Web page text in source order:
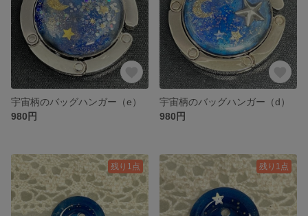
宇宙柄のバッグハンガー（e）
980円
宇宙柄のバッグハンガー（d）
980円
残り1点 残り1点